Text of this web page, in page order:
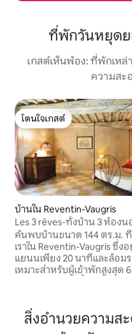
ที่พักวันหยุดย
เกสต์เห็นพ้อง: ที่พักเห
ความสะ
โดนใจเกสต์
โดนใจเกสต์
บ้านใน Reventin-Vaugris
Les 3 rêves-ทั้งบ้าน 3 ห้อง
รถ
ค้นพบบ้านขนาด 144 ตร.ม.
เราใน Reventin-Vaugris ซึ่ง
แยนนเพียง 20 นาทีและล้อม
เหมาะสำหรับผู้เข้าพักสูงสุด
ครัน ห้องนอนใหญ่ 2 ห้องน
สิ่งอำนวยความส